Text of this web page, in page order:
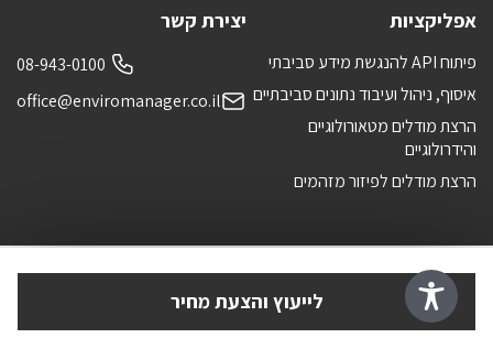
לייעוץ והצעת מחיר
אפליקציות
פיתוח API להנגשת מידע סביבתי
איסוף, ניהול ועיבוד נתונים סביבתיים
הרצת מודלים מטאורולוגיים
והידרולוגיים
הרצת מודלים לפיזור מזהמים
יצירת קשר
08-943-0100
office@enviromanager.co.il